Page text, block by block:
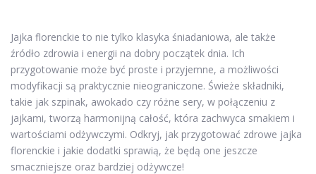
Jajka florenckie to nie tylko klasyka śniadaniowa, ale także
źródło zdrowia i energii na dobry początek dnia. Ich
przygotowanie może być proste i przyjemne, a możliwości
modyfikacji są praktycznie nieograniczone. Świeże składniki,
takie jak szpinak, awokado czy różne sery, w połączeniu z
jajkami, tworzą harmonijną całość, która zachwyca smakiem i
wartościami odżywczymi. Odkryj, jak przygotować zdrowe jajka
florenckie i jakie dodatki sprawią, że będą one jeszcze
smaczniejsze oraz bardziej odżywcze!